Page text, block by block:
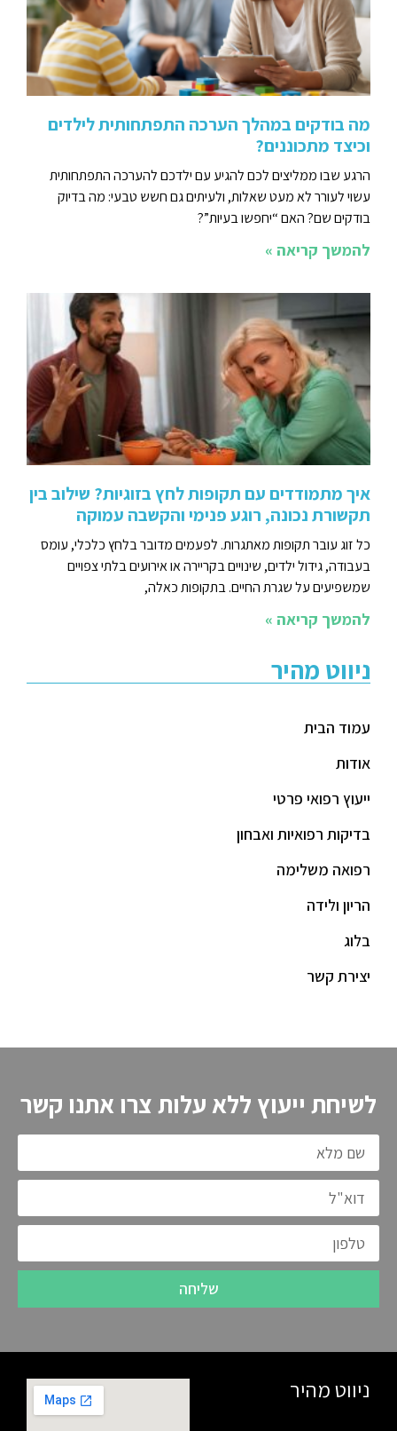
מה בודקים במהלך הערכה התפתחותית לילדים
וכיצד מתכוננים?
הרגע שבו ממליצים לכם להגיע עם ילדכם להערכה התפתחותית
עשוי לעורר לא מעט שאלות, ולעיתים גם חשש טבעי: מה בדיוק
בודקים שם? האם “יחפשו בעיות”?
להמשך קריאה »
איך מתמודדים עם תקופות לחץ בזוגיות? שילוב בין
תקשורת נכונה, רוגע פנימי והקשבה עמוקה
כל זוג עובר תקופות מאתגרות. לפעמים מדובר בלחץ כלכלי, עומס
בעבודה, גידול ילדים, שינויים בקריירה או אירועים בלתי צפויים
שמשפיעים על שגרת החיים. בתקופות כאלה,
להמשך קריאה »
ניווט מהיר
עמוד הבית
אודות
ייעוץ רפואי פרטי
בדיקות רפואיות ואבחון
רפואה משלימה
הריון ולידה
בלוג
יצירת קשר
לשיחת ייעוץ ללא עלות צרו אתנו קשר
שליחה
ניווט מהיר